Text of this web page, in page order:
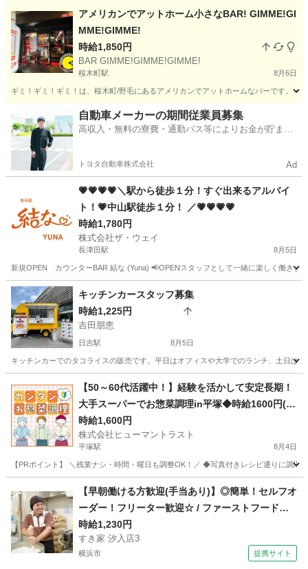
その他
アメリカンでアットホーム小さなBAR! GIMME!GI
MME!GIMME!
時給1,850円
BAR GIMME!GIMME!GIMME!
桜木町駅 8月6日
ギミ！ギミ！ギミ！は、桜木町/野毛にあるアメリカンでアットホームなバーです。
桜木町駅 バーテンダー BAR
自動車メーカーの期間従業員募集
高収入・無料の寮費・通勤バス等によりお金が貯まり
トヨタ自動車株式会社 Ad
💗💗💗💗＼駅から徒歩１分！すぐ出来るアルバイ
ト！💗中山駅徒歩１分！ ／💗💗💗💗
時給1,780円
株式会社ザ・ウェイ
長津田駅 8月5日
新規OPEN カウンターBAR 結な (Yuna) 📢OPENスタッフとして一緒に楽しく働きま
神奈川 横浜市 長津田駅 その他 スタッフ
キッチンカースタッフ募集
時給1,225円
吉田朋恵
日吉駅 8月5日
キッチンカーでのタコライスの販売です。平日はオフィスや大学でのランチ、土日は
その他 スタッフ
【50～60代活躍中！】経験を活かして安定長期！
大手スーパーでお惣菜調理in平塚◆時給1600円(W
2T-1573_1)
時給1,600円
株式会社ヒューマントラスト
平塚駅 8月4日
【PRポイント】 ＼残業ナシ・時間・曜日も調整OK！／ ◆写真付きレシピ通りに調
平塚駅 キッチン ヒューマントラスト
【早朝働ける方歓迎(手当あり)】◎簡単！セルフオ
ーダー！フリーター歓迎☆ / ファーストフード
ホールスタッフ
時給1,230円
すき家 汐入店3
横浜市 提携サイト